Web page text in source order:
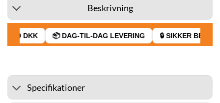
Beskrivning
39 DKK 📦 DAG-TIL-DAG LEVERING 🔒 SIKKER
Specifikationer